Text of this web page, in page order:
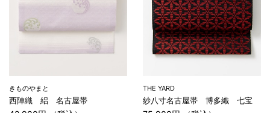
きものやまと
西陣織 絽 名古屋帯
THE YARD
紗八寸名古屋帯 博多織 七宝